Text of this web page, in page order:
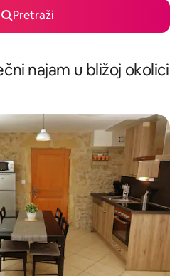
Pretraži
najam u bližoj okolici